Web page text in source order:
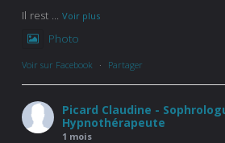
Il rest ... Voir plus
Photo
Voir sur Facebook · Partager
Picard Claudine -
Hypnothérapeute
1 mois